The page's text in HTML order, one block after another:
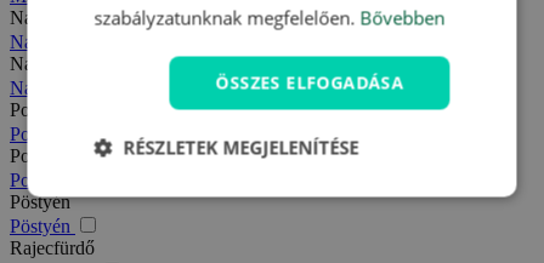
Nagy-Fátra
Nagy-Fátra
Nagymegyer
Nagymegyer
Podhajska
Podhajska
Pozsony
Pozsony
Pöstyén
Pöstyén
Rajecfürdő
szabályzatunknak megfelelően. Bővebben
ÖSSZES ELFOGADÁSA
RÉSZLETEK MEGJELENÍTÉSE